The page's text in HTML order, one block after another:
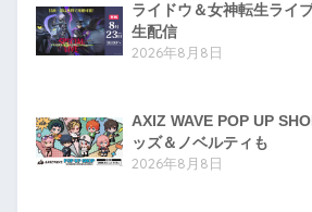
ライドウ＆女神転生ライ
生配信
2026年8月8日
AXIZ WAVE POP UP
ッズ＆ノベルティも
2026年8月8日